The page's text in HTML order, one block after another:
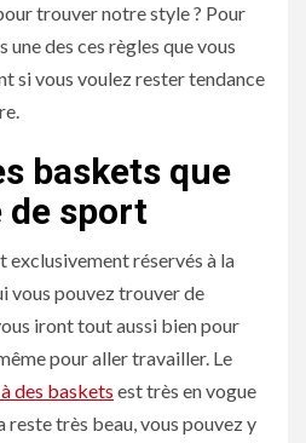
trouver notre style ? Pour
une des ces règles que vous
si vous voulez rester tendance
baskets que
de sport
exclusivement réservés à la
vous pouvez trouver de
iront tout aussi bien pour
pour aller travailler. Le
des baskets est très en vogue
reste très beau, vous pouvez y